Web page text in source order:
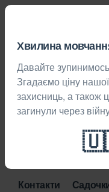
Дитячі садки
Бучацький
заклад
Контакти
Хвилина
Давайте
Згадаємо ціну
захисниць, а також
загинули через